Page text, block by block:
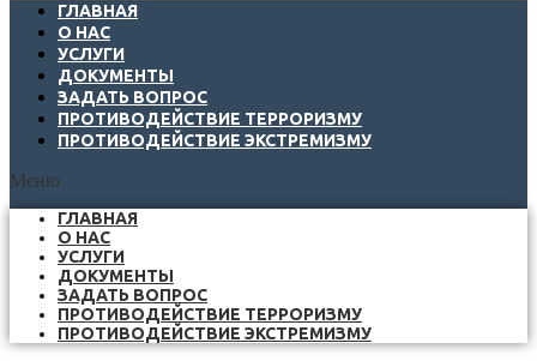
ГЛАВНАЯ
О НАС
УСЛУГИ
ДОКУМЕНТЫ
ЗАДАТЬ ВОПРОС
ПРОТИВОДЕЙСТВИЕ ТЕРРОРИЗМУ
ПРОТИВОДЕЙСТВИЕ ЭКСТРЕМИЗМУ
Меню
ГЛАВНАЯ
О НАС
УСЛУГИ
ДОКУМЕНТЫ
ЗАДАТЬ ВОПРОС
ПРОТИВОДЕЙСТВИЕ ТЕРРОРИЗМУ
ПРОТИВОДЕЙСТВИЕ ЭКСТРЕМИЗМУ